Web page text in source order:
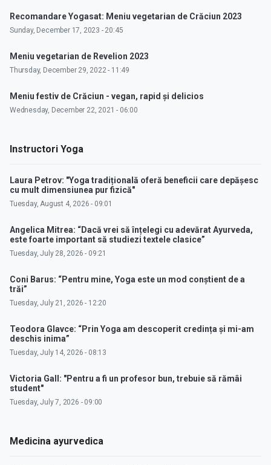
Recomandare Yogasat: Meniu vegetarian de Crăciun 2023
Sunday, December 17, 2023 - 20:45
Meniu vegetarian de Revelion 2023
Thursday, December 29, 2022 - 11:49
Meniu festiv de Crăciun - vegan, rapid și delicios
Wednesday, December 22, 2021 - 06:00
Instructori Yoga
Laura Petrov: "Yoga tradițională oferă beneficii care depășesc
cu mult dimensiunea pur fizică"
Tuesday, August 4, 2026 - 09:01
Angelica Mitrea: “Dacă vrei să înțelegi cu adevărat Ayurveda,
este foarte important să studiezi textele clasice”
Tuesday, July 28, 2026 - 09:21
Coni Barus: “Pentru mine, Yoga este un mod conștient de a
trăi”
Tuesday, July 21, 2026 - 12:20
Teodora Glavce: “Prin Yoga am descoperit credința și mi-am
deschis inima”
Tuesday, July 14, 2026 - 08:13
Victoria Gall: "Pentru a fi un profesor bun, trebuie să rămâi
student"
Tuesday, July 7, 2026 - 09:00
Medicina ayurvedica